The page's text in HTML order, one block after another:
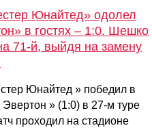
Юнайтед» одолел
в гостях – 1:0. Шешко
71-й, выйдя на замену
Юнайтед » победил в
Эвертон » (1:0) в 27-м туре
проходил на стадионе